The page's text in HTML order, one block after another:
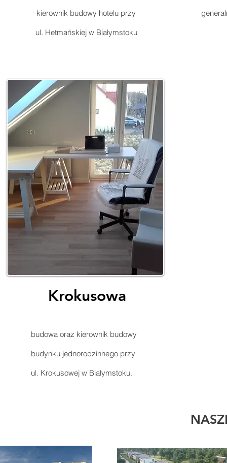
kierownik budowy hotelu przy
ul. Hetmańskiej w Białymstoku
budowa oraz kierownik budowy
budynku jednorodzinnego przy
ul. Krokusowej w Białymstoku.
Krokusowa